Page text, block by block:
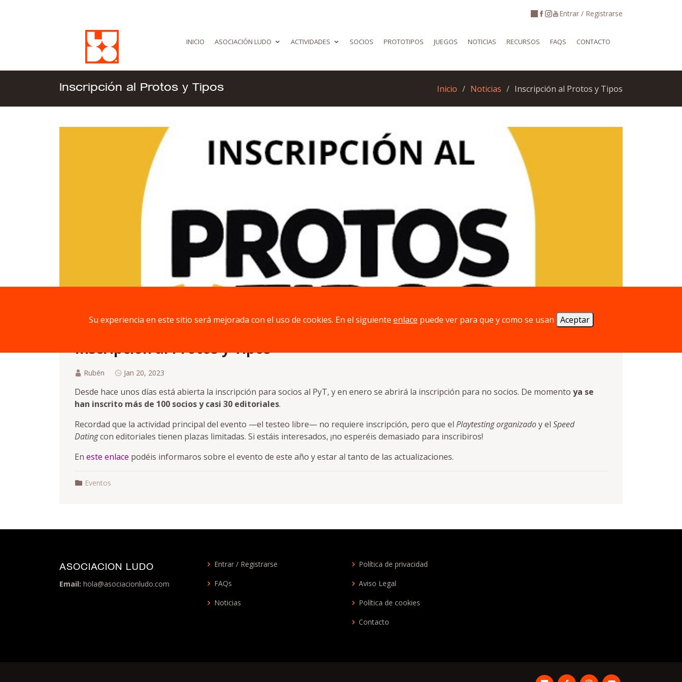
Entrar / Registrarse
INICIO ASOCIACIÓN LUDO ACTIVIDADES SOCIOS PROTOTIPOS JUEGOS NOTICIAS RECURSOS FAQS CONTACTO
Inscripción al Protos y Tipos Inicio Noticias Inscripción al Protos y Tipos
Inscripción al Protos y Tipos
Rubén Jan 20, 2023
Desde hace unos días está abierta la inscripción para socios al PyT, y en enero se abrirá la inscripción para no socios. De momento ya se
han inscrito más de 100 socios y casi 30 editoriales.
Recordad que la actividad principal del evento —el testeo libre— no requiere inscripción, pero que el Playtesting organizadoy el Speed
Datingcon editoriales tienen plazas limitadas. Si estáis interesados, ¡no esperéis demasiado para inscribiros!
En este enlace podéis informaros sobre el evento de este año y estar al tanto de las actualizaciones.
Eventos
ASOCIACION LUDO
Email: hola@asociacionludo.com
Entrar / Registrarse
FAQs
Noticias
Política de privacidad
Aviso Legal
Política de cookies
Contacto
Su experiencia en este sitio será mejorada con el uso de cookies. En el siguiente enlace puede ver para que y como se usan Aceptar